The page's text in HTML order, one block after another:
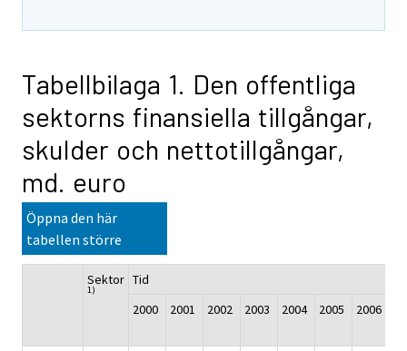
Tabellbilaga 1. Den offentliga
sektorns finansiella tillgångar,
skulder och nettotillgångar,
md. euro
Öppna den här
tabellen större
Sektor
1)
Tid
2000
2001 2002 2003 2004 2005 2006